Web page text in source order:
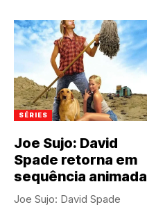
SÉRIES
Joe Sujo: David
Spade retorna em
sequência animada
Joe Sujo: David Spade